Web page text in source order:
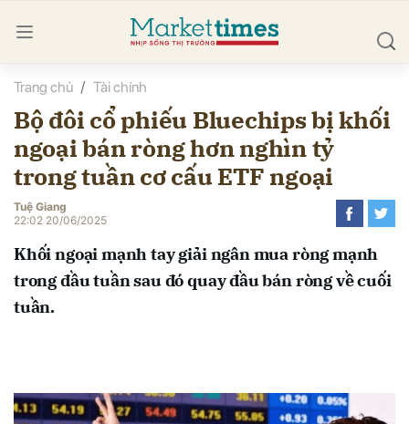
Trang chủ Tài chính
Bộ đôi cổ phiếu Bluechips bị khối
ngoại bán ròng hơn nghìn tỷ
trong tuần cơ cấu ETF ngoại
Tuệ Giang
22:02 20/06/2025
Khối ngoại mạnh tay giải ngân mua ròng mạnh
trong đầu tuần sau đó quay đầu bán ròng về cuối
tuần.
luận